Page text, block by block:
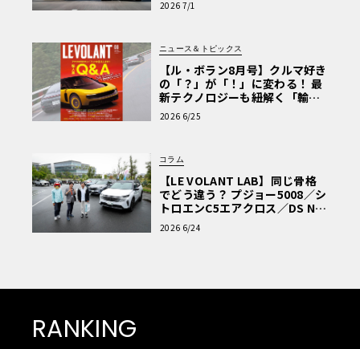
2026 7/1
ニュース＆トピックス
【ル・ボラン8月号】クルマ好き
の「？」が「！」に変わる！ 最
新テクノロジーも紐解く「輸入
車Q&A」
2026 6/25
コラム
【LE VOLANT LAB】同じ骨格
でどう違う？ プジョー5008／シ
トロエンC5エアクロス／DS Nº4
読者一気乗りレポート
2026 6/24
RANKING